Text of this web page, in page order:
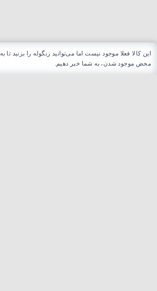
این کالا فعلا موجود نیست اما می‌توانید زنگوله را بزنید تا به
محض موجود شدن، به شما خبر دهیم.